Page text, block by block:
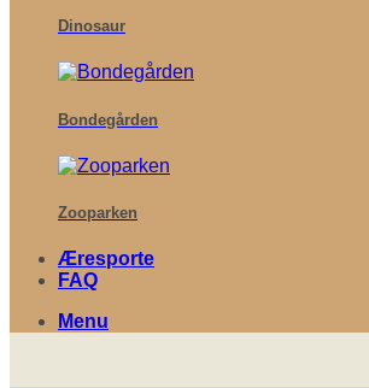
Dinosaur
Bondegården
Zooparken
Æresporte
FAQ
Menu